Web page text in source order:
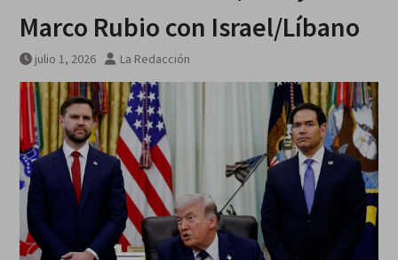
Marco Rubio con Israel/Líbano
julio 1, 2026 La Redacción